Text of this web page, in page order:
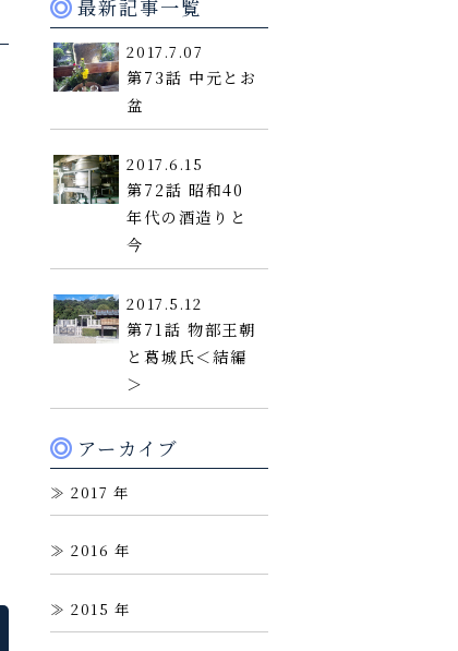
最新記事一覧
2017.7.07
第73話 中元とお
盆
2017.6.15
第72話 昭和40
年代の酒造りと
今
2017.5.12
第71話 物部王朝
と葛城氏＜結編
＞
アーカイブ
2017
2016
2015